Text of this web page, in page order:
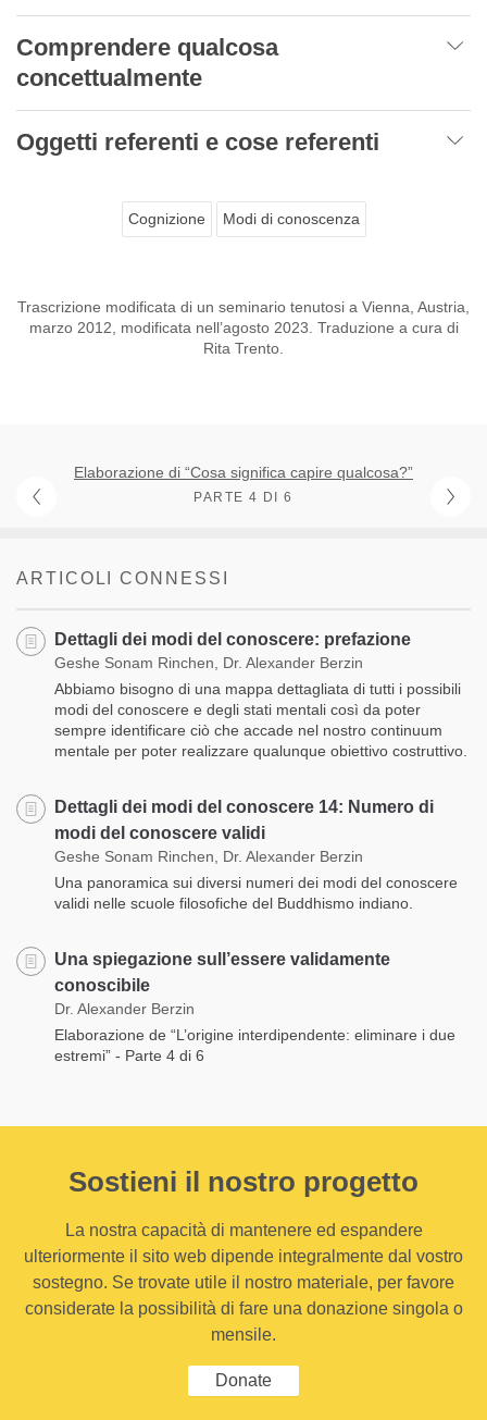
Comprendere qualcosa
concettualmente
Oggetti referenti e cose referenti
Cognizione Modi di conoscenza
Trascrizione modificata di un seminario tenutosi a Vienna, Austria,
marzo 2012, modificata nell’agosto 2023. Traduzione a cura di
Rita Trento.
Elaborazione di “Cosa significa capire qualcosa?”
PARTE 4 DI 6
ARTICOLI CONNESSI
Dettagli dei modi del conoscere: prefazione
Geshe Sonam Rinchen, Dr. Alexander Berzin
Abbiamo bisogno di una mappa dettagliata di tutti i possibili
modi del conoscere e degli stati mentali così da poter
sempre identificare ciò che accade nel nostro continuum
mentale per poter realizzare qualunque obiettivo costruttivo.
Dettagli dei modi del conoscere 14: Numero di
modi del conoscere validi
Geshe Sonam Rinchen, Dr. Alexander Berzin
Una panoramica sui diversi numeri dei modi del conoscere
validi nelle scuole filosofiche del Buddhismo indiano.
Una spiegazione sull’essere validamente
conoscibile
Dr. Alexander Berzin
Elaborazione de “L’origine interdipendente: eliminare i due
estremi” - Parte 4 di 6
Sostieni il nostro progetto
La nostra capacità di mantenere ed espandere
ulteriormente il sito web dipende integralmente dal vostro
sostegno. Se trovate utile il nostro materiale, per favore
considerate la possibilità di fare una donazione singola o
mensile.
Donate